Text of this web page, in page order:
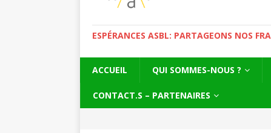
ESPÉRANCES ASBL: PARTAGEONS NOS
ACCUEIL QUI SOMMES-NOUS ?
CONTACT.S – PARTENAIRES